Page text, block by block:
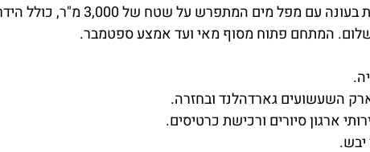
מתחם בריכה חיצונית בעונה
המתחם פתוח מסוף מאי ועד אמצע ספטמבר.
השעשועים גארדהלנד ובחזרה.
ארגון סיורים ורכישת כרטיסים.
יבש.